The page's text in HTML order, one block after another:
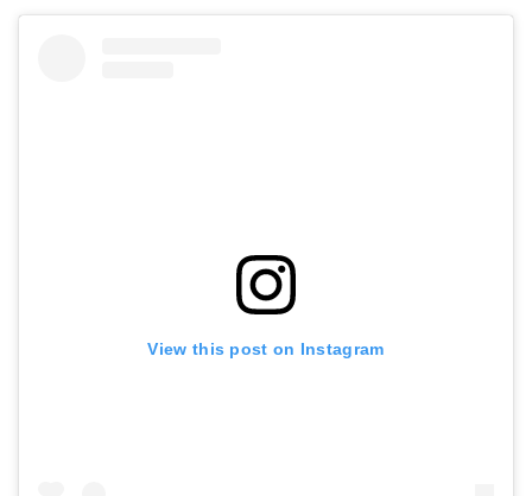
View this post on Instagram